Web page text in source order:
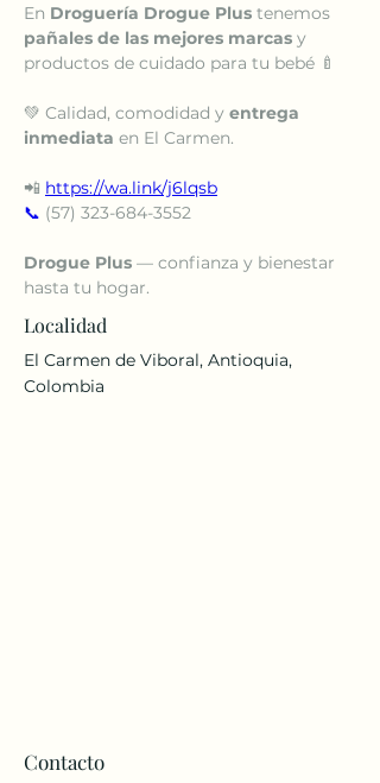
En Droguería Drogue Plus tenemos
pañales de las mejores marcas y
productos de cuidado para tu bebé 🍼
💚 Calidad, comodidad y entrega
inmediata en El Carmen.
📲 https://wa.link/j6lqsb
📞 (57) 323-684-3552
Drogue Plus — confianza y bienestar
hasta tu hogar.
Localidad
El Carmen de Viboral, Antioquia,
Colombia
Contacto